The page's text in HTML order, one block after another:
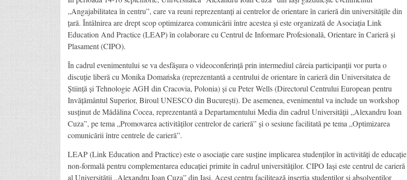
„Angajabilitatea în centru”, care va reuni reprezentanţi ai centrelor de orientare în carieră din universităţile din
ţară. Întâlnirea are drept scop optimizarea comunicării între acestea şi este organizată de Asociaţia Link
Education And Practice (LEAP) în colaborare cu Centrul de Informare Profesională, Orientare în Carieră și
Plasament (CIPO).
În cadrul evenimentului se va desfășura o videoconferinţă prin intermediul căreia participanţii vor purta o
discuţie liberă cu Monika Domańska (reprezentantă a centrului de orientare în carieră din Universitatea de
Ştiinţă şi Tehnologie AGH din Cracovia, Polonia) și cu Peter Wells (Directorul Centrului European pentru
Invăţământul Superior, Biroul UNESCO din Bucureşti). De asemenea, evenimentul va include un workshop
susţinut de Mădălina Cocea, reprezentantă a Departamentului Media din cadrul Universităţii „Alexandru Ioan
Cuza”, pe tema „Promovarea activităţilor centrelor de carieră” şi o sesiune facilitată pe tema „Optimizarea
comunicării între centrele de carieră”.
LEAP (Link Education and Practice) este o asociaţie care susţine implicarea studenţilor în activităţi de educaţie
non-formală pentru complementarea educaţiei primite în cadrul universităţilor. CIPO Iaşi este centrul de carieră
al Universităţii „Alexandru Ioan Cuza” din Iaşi. Acest centru facilitează inserţia studenţilor şi absolvenţilor